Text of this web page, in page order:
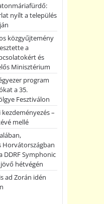
nyílt a település
közgyűjtemény
a
és
Minisztérium
program
a 35.
Fesztiválon
–
mellé
Horvátországban
DDRF Symphonic
hétvégén
ad Zorán idén